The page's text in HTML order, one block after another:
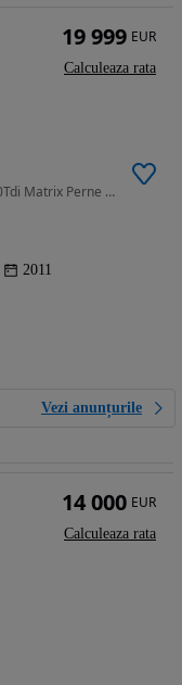
2967 cm3 • 240 CP • Porsche Cayenne GTS 3.0Tdi Matrix Perne Aer Trapa Xenon Memorii Scaune
2011
Vezi anunțurile
19 999 EUR
Calculeaza rata
14 000 EUR
Calculeaza rata